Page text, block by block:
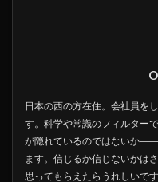
日本の西の方在住。会社員を
す。科学や常識のフィルター
が隠れているのではないか
ます。信じるか信じないかは
思ってもらえたらうれしいです